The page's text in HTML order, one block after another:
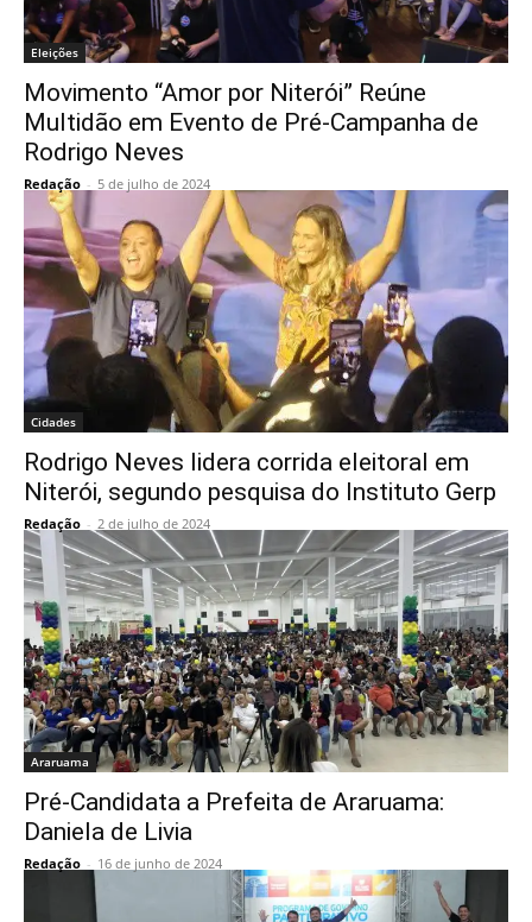
Eleições
Movimento “Amor por Niterói” Reúne
Multidão em Evento de Pré-Campanha de
Rodrigo Neves
Redação - 5 de julho de 2024
Cidades
Rodrigo Neves lidera corrida eleitoral em
Niterói, segundo pesquisa do Instituto Gerp
Redação - 2 de julho de 2024
Araruama
Pré-Candidata a Prefeita de Araruama:
Daniela de Livia
Redação - 16 de junho de 2024